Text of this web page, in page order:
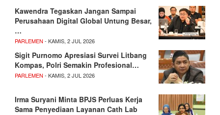
Kawendra Tegaskan Jangan Sampai
Perusahaan Digital Global Untung Besar,
…
PARLEMEN - KAMIS, 2 JUL 2026
Sigit Purnomo Apresiasi Survei Litbang
Kompas, Polri Semakin Profesional…
PARLEMEN - KAMIS, 2 JUL 2026
Irma Suryani Minta BPJS Perluas Kerja
Sama Penyediaan Layanan Cath Lab